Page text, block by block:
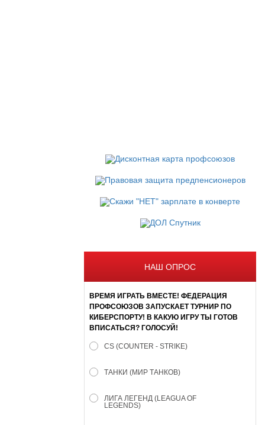
НАШ ОПРОС
ВРЕМЯ ИГРАТЬ ВМЕСТЕ! ФЕДЕРАЦИЯ
ПРОФСОЮЗОВ ЗАПУСКАЕТ ТУРНИР ПО
КИБЕРСПОРТУ! В КАКУЮ ИГРУ ТЫ ГОТОВ
ВПИСАТЬСЯ? ГОЛОСУЙ!
CS (COUNTER - STRIKE)
ТАНКИ (МИР ТАНКОВ)
ЛИГА ЛЕГЕНД (LEAGUA OF
LEGENDS)